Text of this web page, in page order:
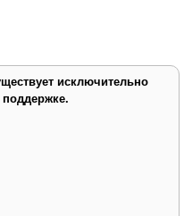
исключительно